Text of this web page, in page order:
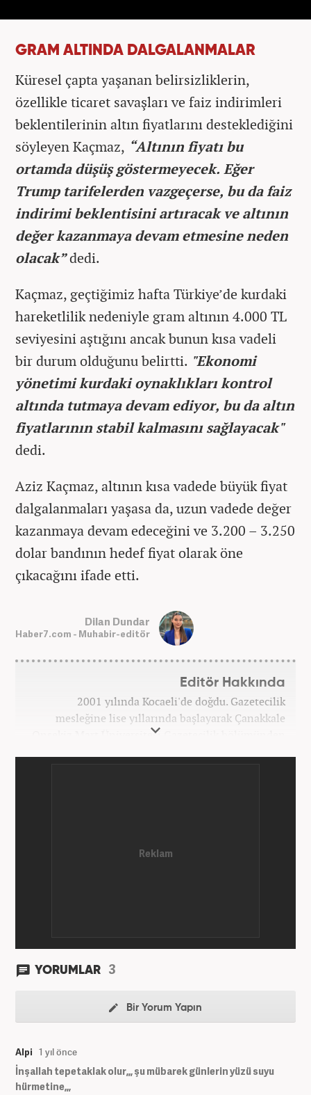
GRAM ALTINDA DALGALANMALAR
Küresel çapta yaşanan belirsizliklerin,
özellikle ticaret savaşları ve faiz indirimleri
beklentilerinin altın fiyatlarını desteklediğini
söyleyen Kaçmaz, “Altının fiyatı bu
ortamda düşüş göstermeyecek. Eğer
Trump tarifelerden vazgeçerse, bu da faiz
indirimi beklentisini artıracak ve altının
değer kazanmaya devam etmesine neden
olacak”dedi.
Kaçmaz, geçtiğimiz hafta Türkiye’de kurdaki
hareketlilik nedeniyle gram altının 4.000 TL
seviyesini aştığını ancak bunun kısa vadeli
bir durum olduğunu belirtti. "Ekonomi
yönetimi kurdaki oynaklıkları kontrol
altında tutmaya devam ediyor, bu da altın
fiyatlarının stabil kalmasını sağlayacak"
dedi.
Aziz Kaçmaz, altının kısa vadede büyük fiyat
dalgalanmaları yaşasa da, uzun vadede değer
kazanmaya devam edeceğini ve 3.200 – 3.250
dolar bandının hedef fiyat olarak öne
çıkacağını ifade etti.
Dilan Dundar
Haber7.com - Muhabir-editör
Editör Hakkında
2001 yılında Kocaeli'de doğdu. Gazetecilik
mesleğine lise yıllarında başlayarak Çanakkale
Onsekiz Mart Üniversitesi Gazetecilik bölümünden
YORUMLAR 3
Bir Yorum Yapın
Alpi 1 yıl önce
İnşallah tepetaklak olur,,, şu mübarek günlerin yüzü suyu
hürmetine,,,